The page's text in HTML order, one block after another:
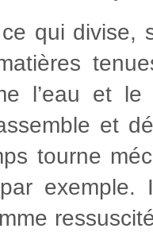
qui divise,
l’eau et
et
tourne